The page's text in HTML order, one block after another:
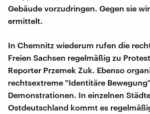
Gebäude vorzudringen. Gegen sie
ermittelt.
In Chemnitz wiederum rufen die
Freien Sachsen regelmäßig zu
Reporter Przemek Zuk. Ebenso
rechtsextreme "Identitäre Bewegung"
Demonstrationen. In einzelnen
Ostdeutschland kommt es